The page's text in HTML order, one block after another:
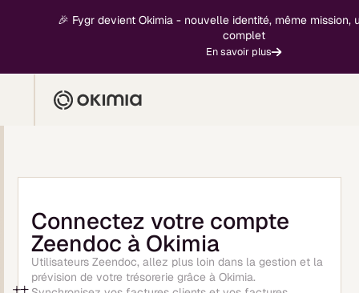
🎉 Fygr devient Okimia - nouvelle identité, même mission, un
complet
En savoir plus
Connectez votre compte
Zeendoc à Okimia
Utilisateurs Zeendoc, allez plus loin dans la gestion et la
prévision de votre trésorerie grâce à Okimia.